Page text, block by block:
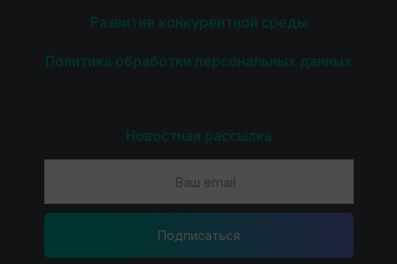
Развитие конкурентной среды
Политика обработки персональных данных
Новостная рассылка
Подпиcаться